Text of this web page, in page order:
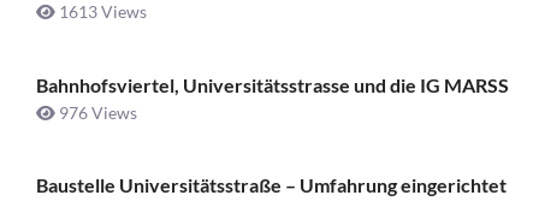
1613 Views
Bahnhofsviertel, Universitätsstrasse und die IG MARSS
976 Views
Baustelle Universitätsstraße ­– Umfahrung eingerichtet